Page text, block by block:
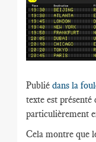
Publié dans la
texte est
particulièrement
Cela montre que